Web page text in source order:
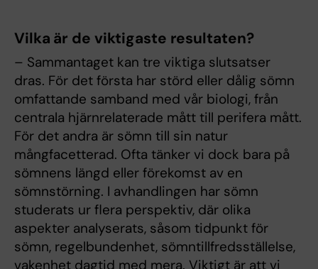
Vilka är de viktigaste resultaten?
– Sammantaget kan tre viktiga slutsatser
dras. För det första har störd eller dålig sömn
omfattande samband med vår biologi, från
centrala hjärnrelaterade mått till perifera mått.
För det andra är sömn till sin natur
mångfacetterad. Ofta tänker vi dock bara på
sömnens längd eller förekomst av en
sömnstörning. I avhandlingen har sömn
studerats ur flera perspektiv, där olika
aspekter analyserats, såsom tidpunkt för
sömn, regelbundenhet, sömntillfredsställelse,
vakenhet dagtid med mera. Viktigt är att vi